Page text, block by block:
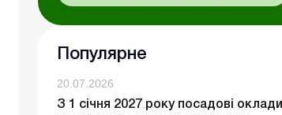
Популярне
20.07.2026
З 1 січня 2027 року посадові оклади